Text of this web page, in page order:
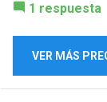
1 respuesta
VER MÁS